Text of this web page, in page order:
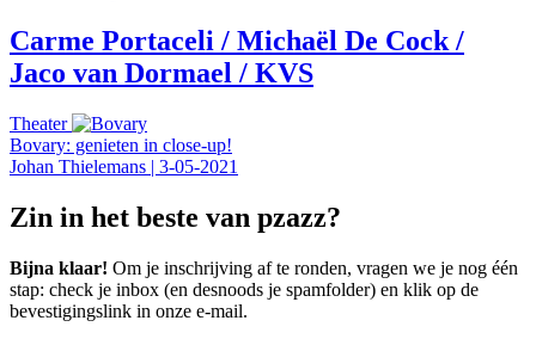
Carme Portaceli / Michaël De Cock /
Jaco van Dormael / KVS
Theater
Bovary: genieten in close-up!
Johan Thielemans | 3-05-2021
Zin in het beste van pzazz?
Bijna klaar! Om je inschrijving af te ronden, vragen we je nog één
stap: check je inbox (en desnoods je spamfolder) en klik op de
bevestigingslink in onze e-mail.